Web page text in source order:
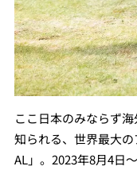
ここ日本のみならず
知られる、世界最大の
AL」。2023年8月4日